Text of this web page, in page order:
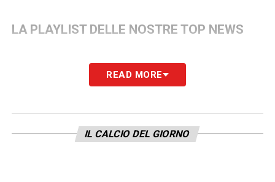
LA PLAYLIST DELLE NOSTRE TOP NEWS
READ MORE
IL CALCIO DEL GIORNO